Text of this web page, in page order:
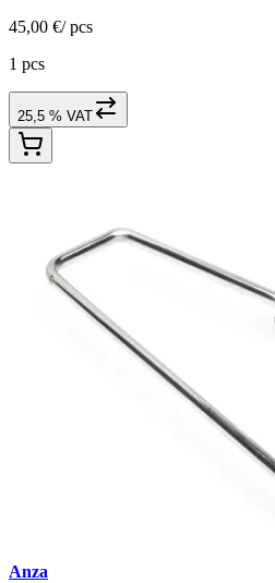
45,00 €/ pcs
1 pcs
25,5 % VAT
Anza